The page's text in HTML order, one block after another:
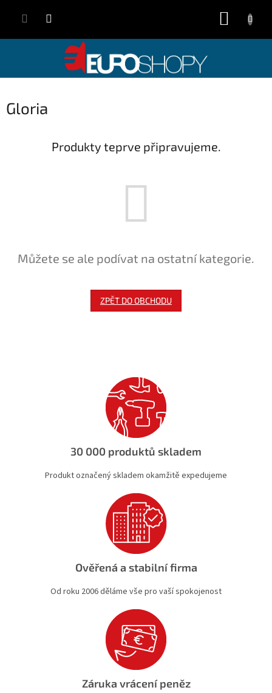
Gloria
Produkty teprve připravujeme.
Můžete se ale podívat na ostatní kategorie.
ZPĚT DO OBCHODU
30 000 produktů skladem
Produkt označený skladem okamžitě expedujeme
Ověřená a stabilní firma
Od roku 2006 děláme vše pro vaší spokojenost
Záruka vrácení peněz